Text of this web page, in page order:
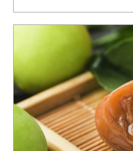
助於預防過敏性疾病。